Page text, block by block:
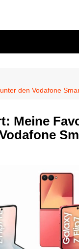
den Vodafone
Meine